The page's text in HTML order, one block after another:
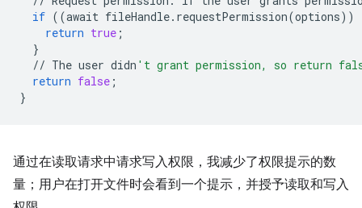
if ((await fileHandle. requestPermission(options))
return true ;
}
// The user didn 't grant permission, so return
return false ;
}
通过在读取请求中请求写入权限，我减少了权限提示的数
量；用户在打开文件时会看到一个提示，并授予读取和写入